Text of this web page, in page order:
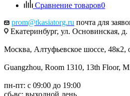
Сравнение товаров0
prom@tkasiatorg.ru почта для
Екатеринбург, ул. Основинская,
Москва, Алтуфьевское шоссе,
Guangzhou, Room 1310, 13th Floor,
пн-пт: с 09:00 до 19:00
сб-вс: выходной день